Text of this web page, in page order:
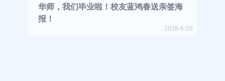
华师，我们毕业啦！校友蓝鸿春送亲签海
报！
2026-6-26